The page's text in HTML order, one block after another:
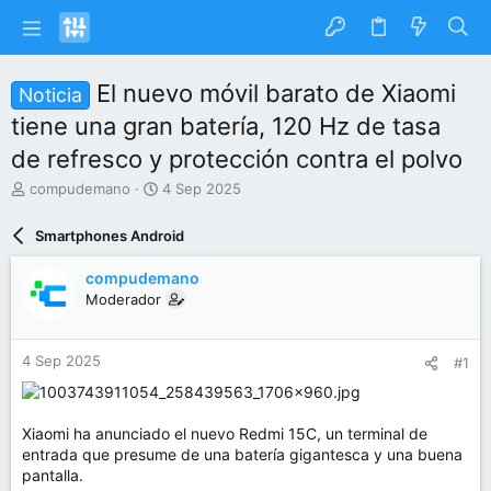
Noticia
El nuevo móvil barato de Xiaomi
tiene una gran batería, 120 Hz de tasa
de refresco y protección contra el polvo
I
a
r
d
e
l
t
e
m
a
compudemano
F
h
d
e
n
c
i
4 Sep 2025
Smartphones Android
compudemano
Moderador
4 Sep 2025 #1
Xiaomi ha anunciado el nuevo Redmi 15C, un terminal de
entrada que presume de una batería gigantesca y una buena
pantalla.